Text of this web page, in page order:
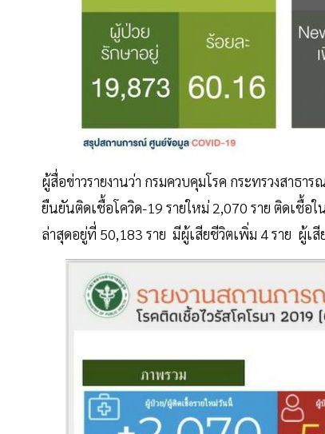
ผู้สื่อข่าวรายงานว่า กรมควบคุมโรค กระทรวงสาธ
ยืนยันติดเชื้อโควิด-19 รายใหม่ 2,070 ราย ติดเชื้อ
ล่าสุดอยู่ที่ 50,183 ราย มีผู้เสียชีวิตเพิ่ม 4 ราย ผู้เสี